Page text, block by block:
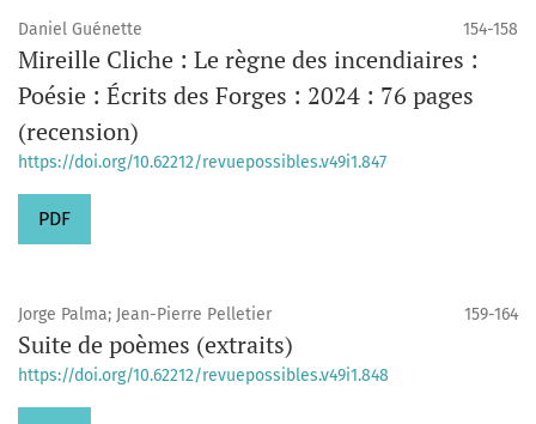
Daniel Guénette 154-158
Mireille Cliche : Le règne des incendiaires :
Poésie : Écrits des Forges : 2024 : 76 pages
(recension)
https://doi.org/10.62212/revuepossibles.v49i1.847
PDF
Jorge Palma; Jean-Pierre Pelletier 159-164
Suite de poèmes (extraits)
https://doi.org/10.62212/revuepossibles.v49i1.848